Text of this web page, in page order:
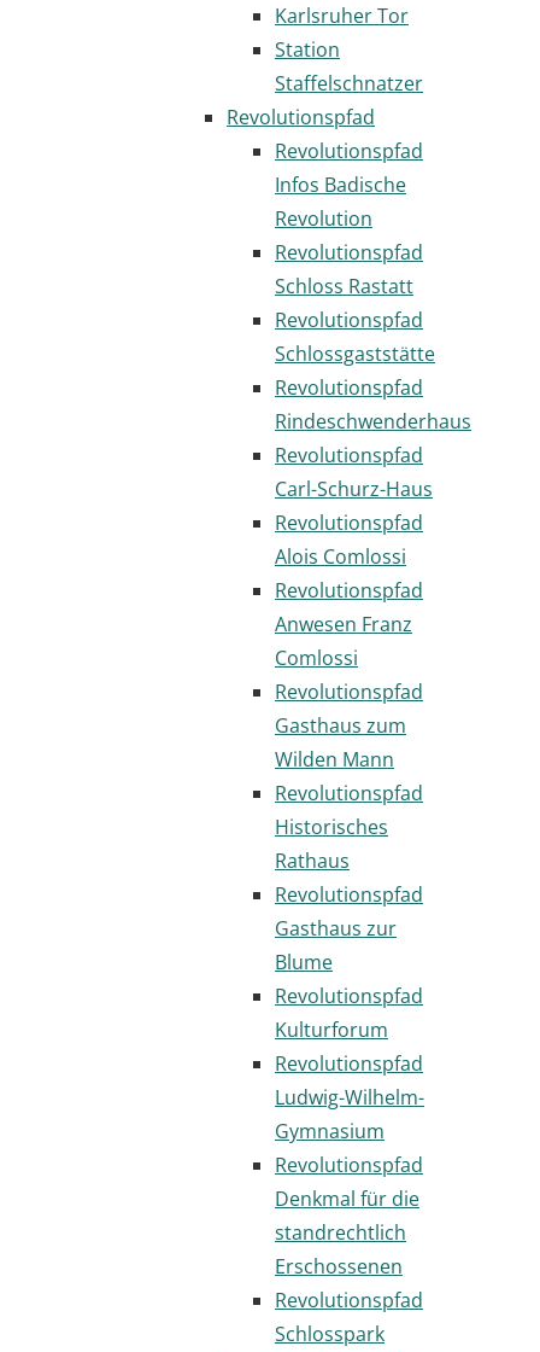
Karlsruher Tor
Station
Staffelschnatzer
Revolutionspfad
Revolutionspfad
Infos Badische
Revolution
Revolutionspfad
Schloss Rastatt
Revolutionspfad
Schlossgaststätte
Revolutionspfad
Rindeschwenderhaus
Revolutionspfad
Carl-Schurz-Haus
Revolutionspfad
Alois Comlossi
Revolutionspfad
Anwesen Franz
Comlossi
Revolutionspfad
Gasthaus zum
Wilden Mann
Revolutionspfad
Historisches
Rathaus
Revolutionspfad
Gasthaus zur
Blume
Revolutionspfad
Kulturforum
Revolutionspfad
Ludwig-Wilhelm-
Gymnasium
Revolutionspfad
Denkmal für die
standrechtlich
Erschossenen
Revolutionspfad
Schlosspark